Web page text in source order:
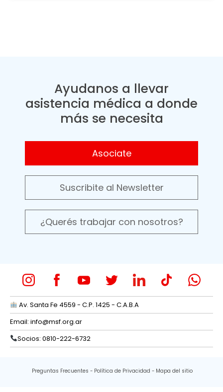
Ayudanos a llevar
asistencia médica a donde
más se necesita
Asociate
Suscribite al Newsletter
¿Querés trabajar con nosotros?
Av. Santa Fe 4559 - C.P. 1425 - C.A.B.A
Email: info@msf.org.ar
Socios: 0810-222-6732
Preguntas Frecuentes Política de Privacidad Mapa del sitio